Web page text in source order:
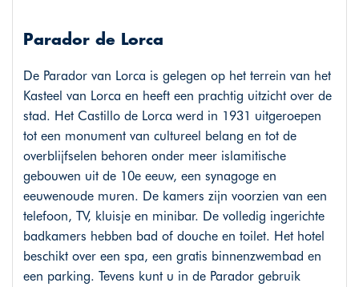
Parador de Lorca
De Parador van Lorca is gelegen op het terrein van het
Kasteel van Lorca en heeft een prachtig uitzicht over de
stad. Het Castillo de Lorca werd in 1931 uitgeroepen
tot een monument van cultureel belang en tot de
overblijfselen behoren onder meer islamitische
gebouwen uit de 10e eeuw, een synagoge en
eeuwenoude muren. De kamers zijn voorzien van een
telefoon, TV, kluisje en minibar. De volledig ingerichte
badkamers hebben bad of douche en toilet. Het hotel
beschikt over een spa, een gratis binnenzwembad en
een parking. Tevens kunt u in de Parador gebruik